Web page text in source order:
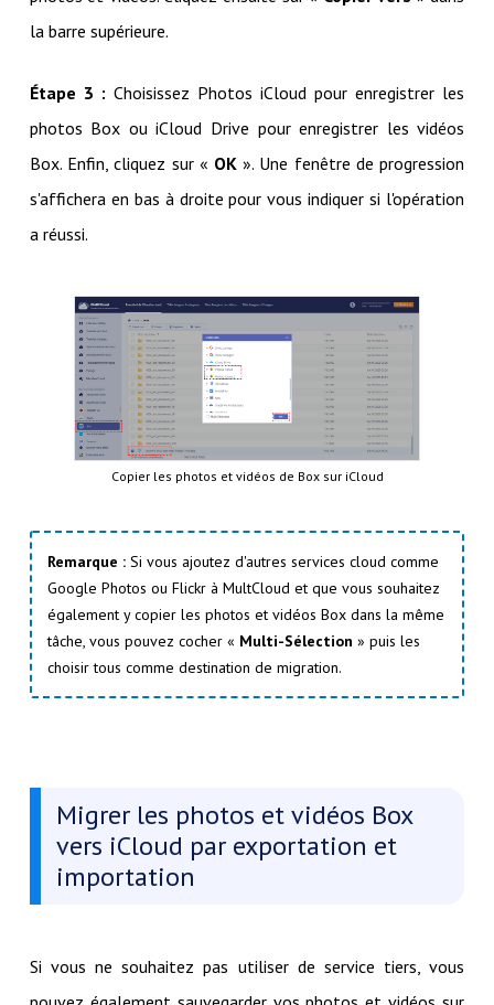
la barre supérieure.
Étape 3 : Choisissez Photos iCloud pour enregistrer les
photos Box ou iCloud Drive pour enregistrer les vidéos
Box. Enfin, cliquez sur « OK ». Une fenêtre de progression
s'affichera en bas à droite pour vous indiquer si l'opération
a réussi.
Copier les photos et vidéos de Box sur iCloud
Remarque :Si vous ajoutez d'autres services cloud comme
Google Photos ou Flickr à MultCloud et que vous souhaitez
également y copier les photos et vidéos Box dans la même
tâche, vous pouvez cocher « Multi-Sélection » puis les
choisir tous comme destination de migration.
Migrer les photos et vidéos Box
vers iCloud par exportation et
importation
Si vous ne souhaitez pas utiliser de service tiers, vous